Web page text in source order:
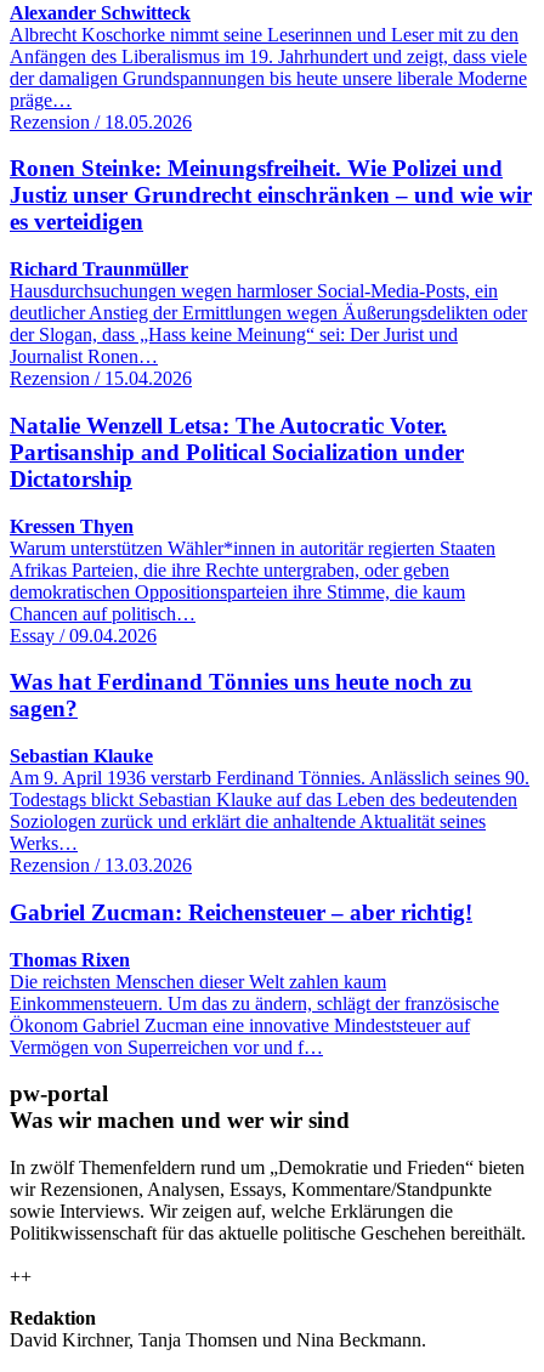
Alexander Schwitteck
Albrecht Koschorke nimmt seine Leserinnen und Leser mit zu den
Anfängen des Liberalismus im 19. Jahrhundert und zeigt, dass viele
der damaligen Grundspannungen bis heute unsere liberale Moderne
präge…
Rezension / 18.05.2026
Ronen Steinke: Meinungsfreiheit. Wie Polizei und
Justiz unser Grundrecht einschränken – und wie wir
es verteidigen
Richard Traunmüller
Hausdurchsuchungen wegen harmloser Social-Media-Posts, ein
deutlicher Anstieg der Ermittlungen wegen Äußerungsdelikten oder
der Slogan, dass „Hass keine Meinung“ sei: Der Jurist und
Journalist Ronen…
Rezension / 15.04.2026
Natalie Wenzell Letsa: The Autocratic Voter.
Partisanship and Political Socialization under
Dictatorship
Kressen Thyen
Warum unterstützen Wähler*innen in autoritär regierten Staaten
Afrikas Parteien, die ihre Rechte untergraben, oder geben
demokratischen Oppositionsparteien ihre Stimme, die kaum
Chancen auf politisch…
Essay / 09.04.2026
Was hat Ferdinand Tönnies uns heute noch zu
sagen?
Sebastian Klauke
Am 9. April 1936 verstarb Ferdinand Tönnies. Anlässlich seines 90.
Todestags blickt Sebastian Klauke auf das Leben des bedeutenden
Soziologen zurück und erklärt die anhaltende Aktualität seines
Werks…
Rezension / 13.03.2026
Gabriel Zucman: Reichensteuer – aber richtig!
Thomas Rixen
Die reichsten Menschen dieser Welt zahlen kaum
Einkommensteuern. Um das zu ändern, schlägt der französische
Ökonom Gabriel Zucman eine innovative Mindeststeuer auf
Vermögen von Superreichen vor und f…
pw-portal
Was wir machen und wer wir sind
In zwölf Themenfeldern rund um „Demokratie und Frieden“ bieten
wir Rezensionen, Analysen, Essays, Kommentare/Standpunkte
sowie Interviews. Wir zeigen auf, welche Erklärungen die
Politikwissenschaft für das aktuelle politische Geschehen bereithält.
++
Redaktion
David Kirchner, Tanja Thomsen und Nina Beckmann.